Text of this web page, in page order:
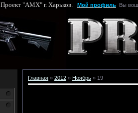
Проект "AMX" г. Харьков. Мой профиль Вы
Главная » 2012 » Ноябрь » 19